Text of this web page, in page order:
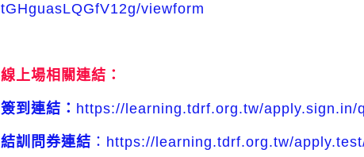
tGHguasLQGfV12g/viewform
線上場相關連結：
簽到連結： https://learning.tdrf.org.tw/apply.sign.in/
結訓問券連結 ： https://learning.tdrf.org.tw/